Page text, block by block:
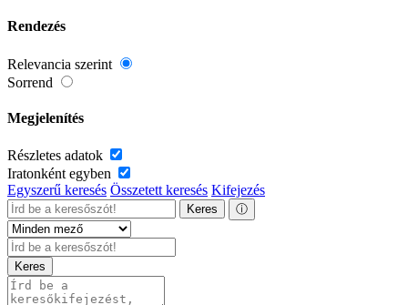
Rendezés
Relevancia szerint
Sorrend
Megjelenítés
Részletes adatok
Iratonként egyben
Egyszerű keresés Összetett keresés Kifejezés
Keres ⓘ
Keres